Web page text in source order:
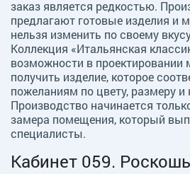
заказ является редкостью.
предлагают готовые изделия и
нельзя изменить по своему
Коллекция «Итальянская
возможности в
получить изделие, которое
пожеланиям по цвету, размеру и
Производство начинается
замера помещения, который
специалисты.
Кабинет 059.